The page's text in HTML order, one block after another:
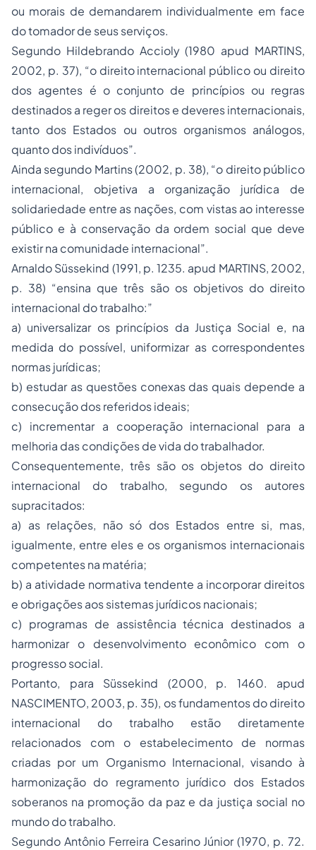
ou morais de demandarem individualmente em face
do tomador de seus serviços.
Segundo Hildebrando Accioly (1980 apud MARTINS,
2002, p. 37), “o direito internacional público ou direito
dos agentes é o conjunto de princípios ou regras
destinados a reger os direitos e deveres internacionais,
tanto dos Estados ou outros organismos análogos,
quanto dos indivíduos”.
Ainda segundo Martins (2002, p. 38), “o direito público
internacional, objetiva a organização jurídica de
solidariedade entre as nações, com vistas ao interesse
público e à conservação da ordem social que deve
existir na comunidade internacional”.
Arnaldo Süssekind (1991, p. 1235. apud MARTINS, 2002,
p. 38) “ensina que três são os objetivos do direito
internacional do trabalho:”
a) universalizar os princípios da Justiça Social e, na
medida do possível, uniformizar as correspondentes
normas jurídicas;
b) estudar as questões conexas das quais depende a
consecução dos referidos ideais;
c) incrementar a cooperação internacional para a
melhoria das condições de vida do trabalhador.
Consequentemente, três são os objetos do direito
internacional do trabalho, segundo os autores
supracitados:
a) as relações, não só dos Estados entre si, mas,
igualmente, entre eles e os organismos internacionais
competentes na matéria;
b) a atividade normativa tendente a incorporar direitos
e obrigações aos sistemas jurídicos nacionais;
c) programas de assistência técnica destinados a
harmonizar o desenvolvimento econômico com o
progresso social.
Portanto, para Süssekind (2000, p. 1460. apud
NASCIMENTO, 2003, p. 35), os fundamentos do direito
internacional do trabalho estão diretamente
relacionados com o estabelecimento de normas
criadas por um Organismo Internacional, visando à
harmonização do regramento jurídico dos Estados
soberanos na promoção da paz e da justiça social no
mundo do trabalho.
Segundo Antônio Ferreira Cesarino Júnior (1970, p. 72.